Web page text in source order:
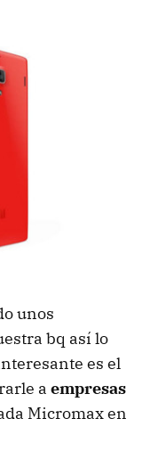
unos
bq así lo
es el
a empresas
Micromax en